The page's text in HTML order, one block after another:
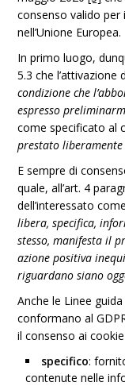
consenso valido
nell’Unione Europea.
In primo luogo,
5.3 che l’attivazione
condizione che
espresso
come specificato al
prestato liberamente
E sempre di
quale, all’art. 4
dell’interessato
libera, specifica,
stesso, manifesta il
azione positiva
riguardano siano
Anche le Linee
conformano al
il consenso ai
specifico:
contenute nelle